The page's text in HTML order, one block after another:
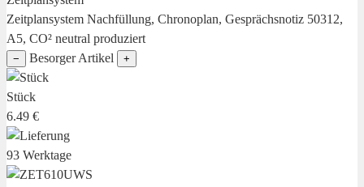
Zeitplansystem Nachfüllung, Chronoplan, Gesprächsnotiz 50312,
A5, CO² neutral produziert
− Besorger Artikel +
Stück
6.49 €
93 Werktage